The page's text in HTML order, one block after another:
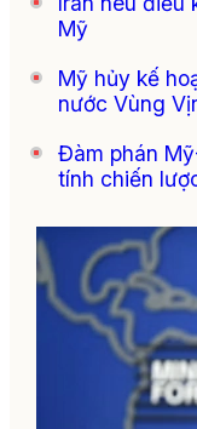
Mỹ
Mỹ hủy kế
nước Vùng
Đàm phán
tính chiến